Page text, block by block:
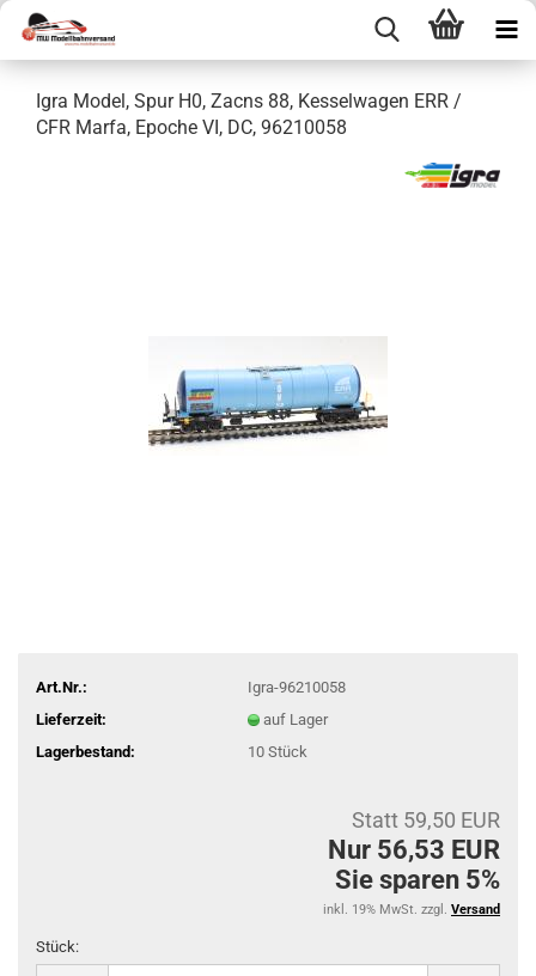
Igra Model, Spur H0, Zacns 88, Kesselwagen ERR /
CFR Marfa, Epoche VI, DC, 96210058
Art.Nr.:
Igra-96210058
Lieferzeit:
auf Lager
Lagerbestand:
10 Stück
Statt 59,50 EUR
Nur 56,53 EUR
Sie sparen 5%
inkl. 19% MwSt. zzgl. Versand
Stück: